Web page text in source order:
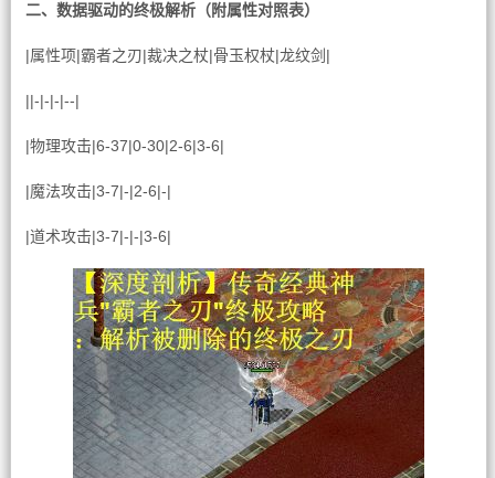
二、数据驱动的终极解析（附属性对照表）
|属性项|霸者之刃|裁决之杖|骨玉权杖|龙纹剑|
||-|-|-|--|
|物理攻击|6-37|0-30|2-6|3-6|
|魔法攻击|3-7|-|2-6|-|
|道术攻击|3-7|-|-|3-6|